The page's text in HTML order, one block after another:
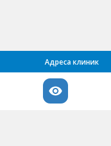
Адреса клиник